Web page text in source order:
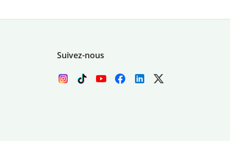
Suivez-nous